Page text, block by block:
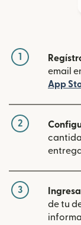
1
email
App
2
3
de tu